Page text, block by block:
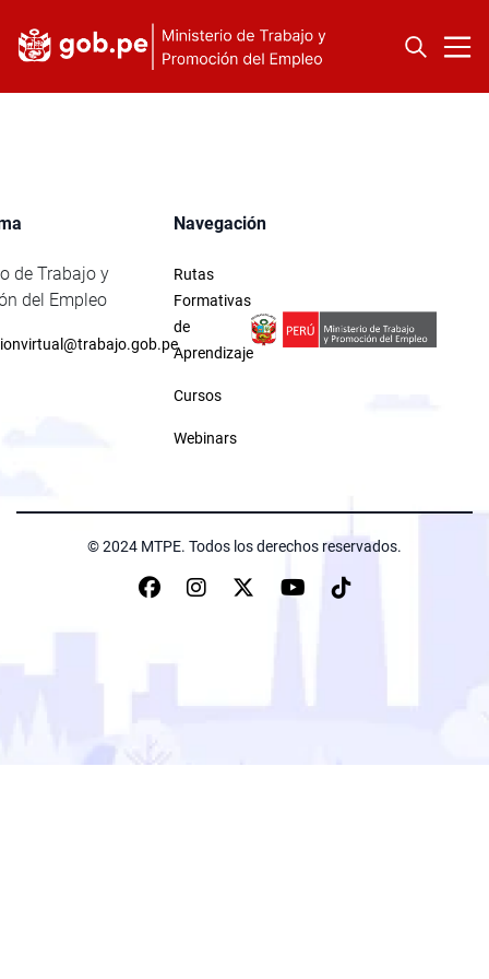
de Trabajo y
del Empleo
Navegación
Rutas
Formativas
de
Aprendizaje
Cursos
Webinars
© 2024 MTPE. Todos los derechos reservados.